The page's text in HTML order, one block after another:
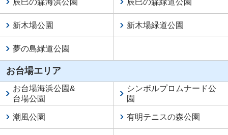
辰巳の森海浜公園 辰巳の森緑道公園
新木場公園 新木場緑道公園
夢の島緑道公園
お台場エリア
お台場海浜公園&
台場公園
シンボルプロムナード公
園
潮風公園 有明テニスの森公園